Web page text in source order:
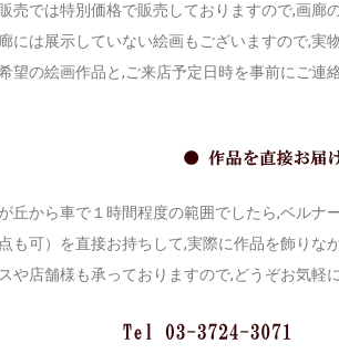
売では特別価格で販売しておりますので,画廊
には展示していない絵画もございますので,
望の絵画作品と,ご来店予定日時を事前にご連
丘から車で１時間程度の範囲でしたら,ベルナ
点も可）を直接お持ちして,実際に作品を飾り
や店舗様も承っておりますので,どうぞお気軽